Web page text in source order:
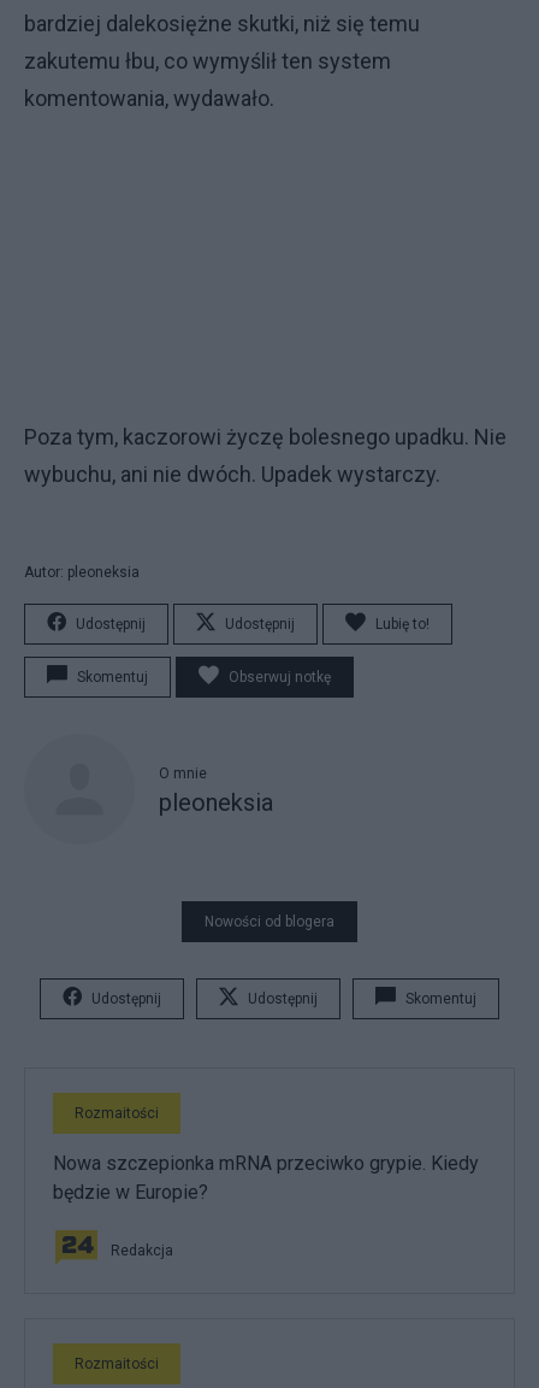
bardziej dalekosiężne skutki, niż się temu
zakutemu łbu, co wymyślił ten system
komentowania, wydawało.
Poza tym, kaczorowi życzę bolesnego upadku. Nie
wybuchu, ani nie dwóch. Upadek wystarczy.
Autor: pleoneksia
Udostępnij Udostępnij Lubię to!
Skomentuj Obserwuj notkę
O mnie
pleoneksia
Nowości od blogera
Udostępnij Udostępnij Skomentuj
Rozmaitości
Nowa szczepionka mRNA przeciwko grypie. Kiedy
będzie w Europie?
Redakcja
Rozmaitości